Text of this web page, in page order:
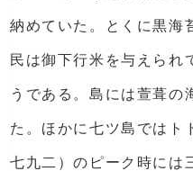
納めていた。とくに黒海
民は御下行米を与えられ
うである。島には萱葺の
た。ほかに七ツ島ではト
七九二）のピーク時には